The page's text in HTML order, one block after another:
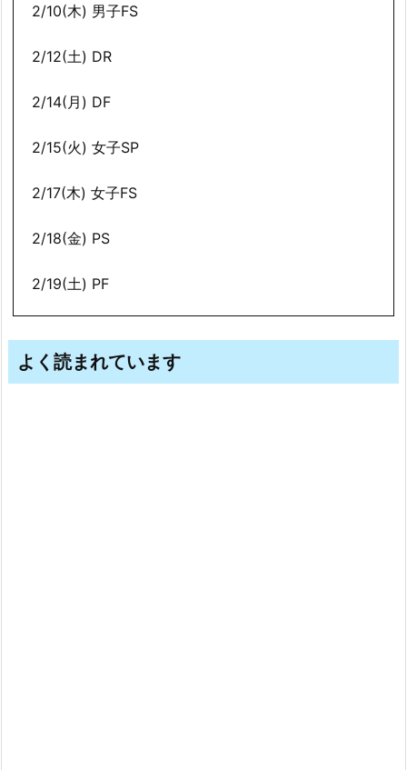
2/10(木) 男子FS
2/12(土) DR
2/14(月) DF
2/15(火) 女子SP
2/17(木) 女子FS
2/18(金) PS
2/19(土) PF
よく読まれています